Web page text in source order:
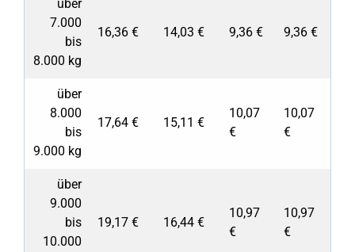
über
7.000
bis
8.000 kg
16,36 € 14,03 € 9,36 € 9,36 €
über
8.000
bis
9.000 kg
17,64 € 15,11 €
10,07
€
10,07
€
über
9.000
bis
10.000
19,17 € 16,44 €
10,97
€
10,97
€